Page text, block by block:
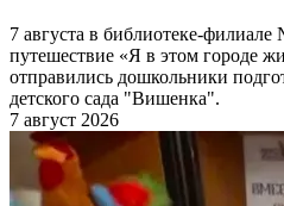
7 августа в библиотеке-
путешествие «Я в этом городе
отправились дошкольники
детского сада "Вишенка".
7 август 2026